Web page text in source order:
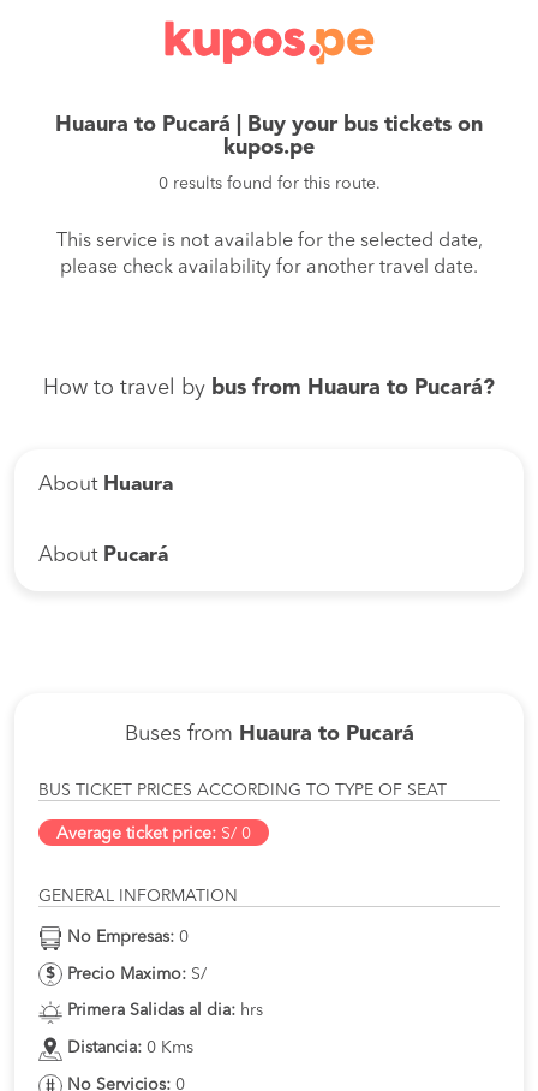
Huaura to Pucará | Buy your bus tickets on
kupos.pe
0 results found for this route.
This service is not available for the selected date,
please check availability for another travel date.
How to travel by bus from Huaura to Pucará?
About Huaura
About Pucará
Buses from Huaura to Pucará
BUS TICKET PRICES ACCORDING TO TYPE OF SEAT
Average ticket price: S/ 0
GENERAL INFORMATION
No Empresas: 0
Precio Maximo: S/
Primera Salidas al dia: hrs
Distancia: 0 Kms
No Servicios: 0